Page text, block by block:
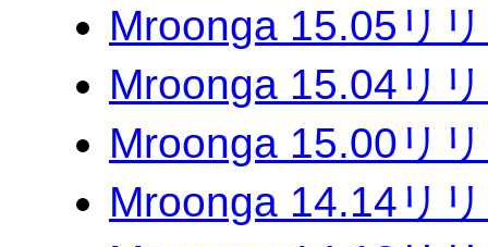
Mroonga 15.05リ
Mroonga 15.04リ
Mroonga 15.00リ
Mroonga 14.14リ